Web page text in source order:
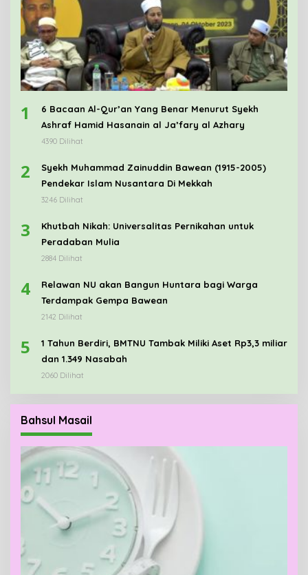
1
6 Bacaan Al-Qur’an Yang Benar Menurut Syekh
Ashraf Hamid Hasanain al Ja’fary al Azhary
4390 Dilihat
2
Syekh Muhammad Zainuddin Bawean (1915-2005)
Pendekar Islam Nusantara Di Mekkah
3246 Dilihat
3
Khutbah Nikah: Universalitas Pernikahan untuk
Peradaban Mulia
2884 Dilihat
4
Relawan NU akan Bangun Huntara bagi Warga
Terdampak Gempa Bawean
2142 Dilihat
5
1 Tahun Berdiri, BMTNU Tambak Miliki Aset Rp3,3 miliar
dan 1.349 Nasabah
2060 Dilihat
Bahsul Masail